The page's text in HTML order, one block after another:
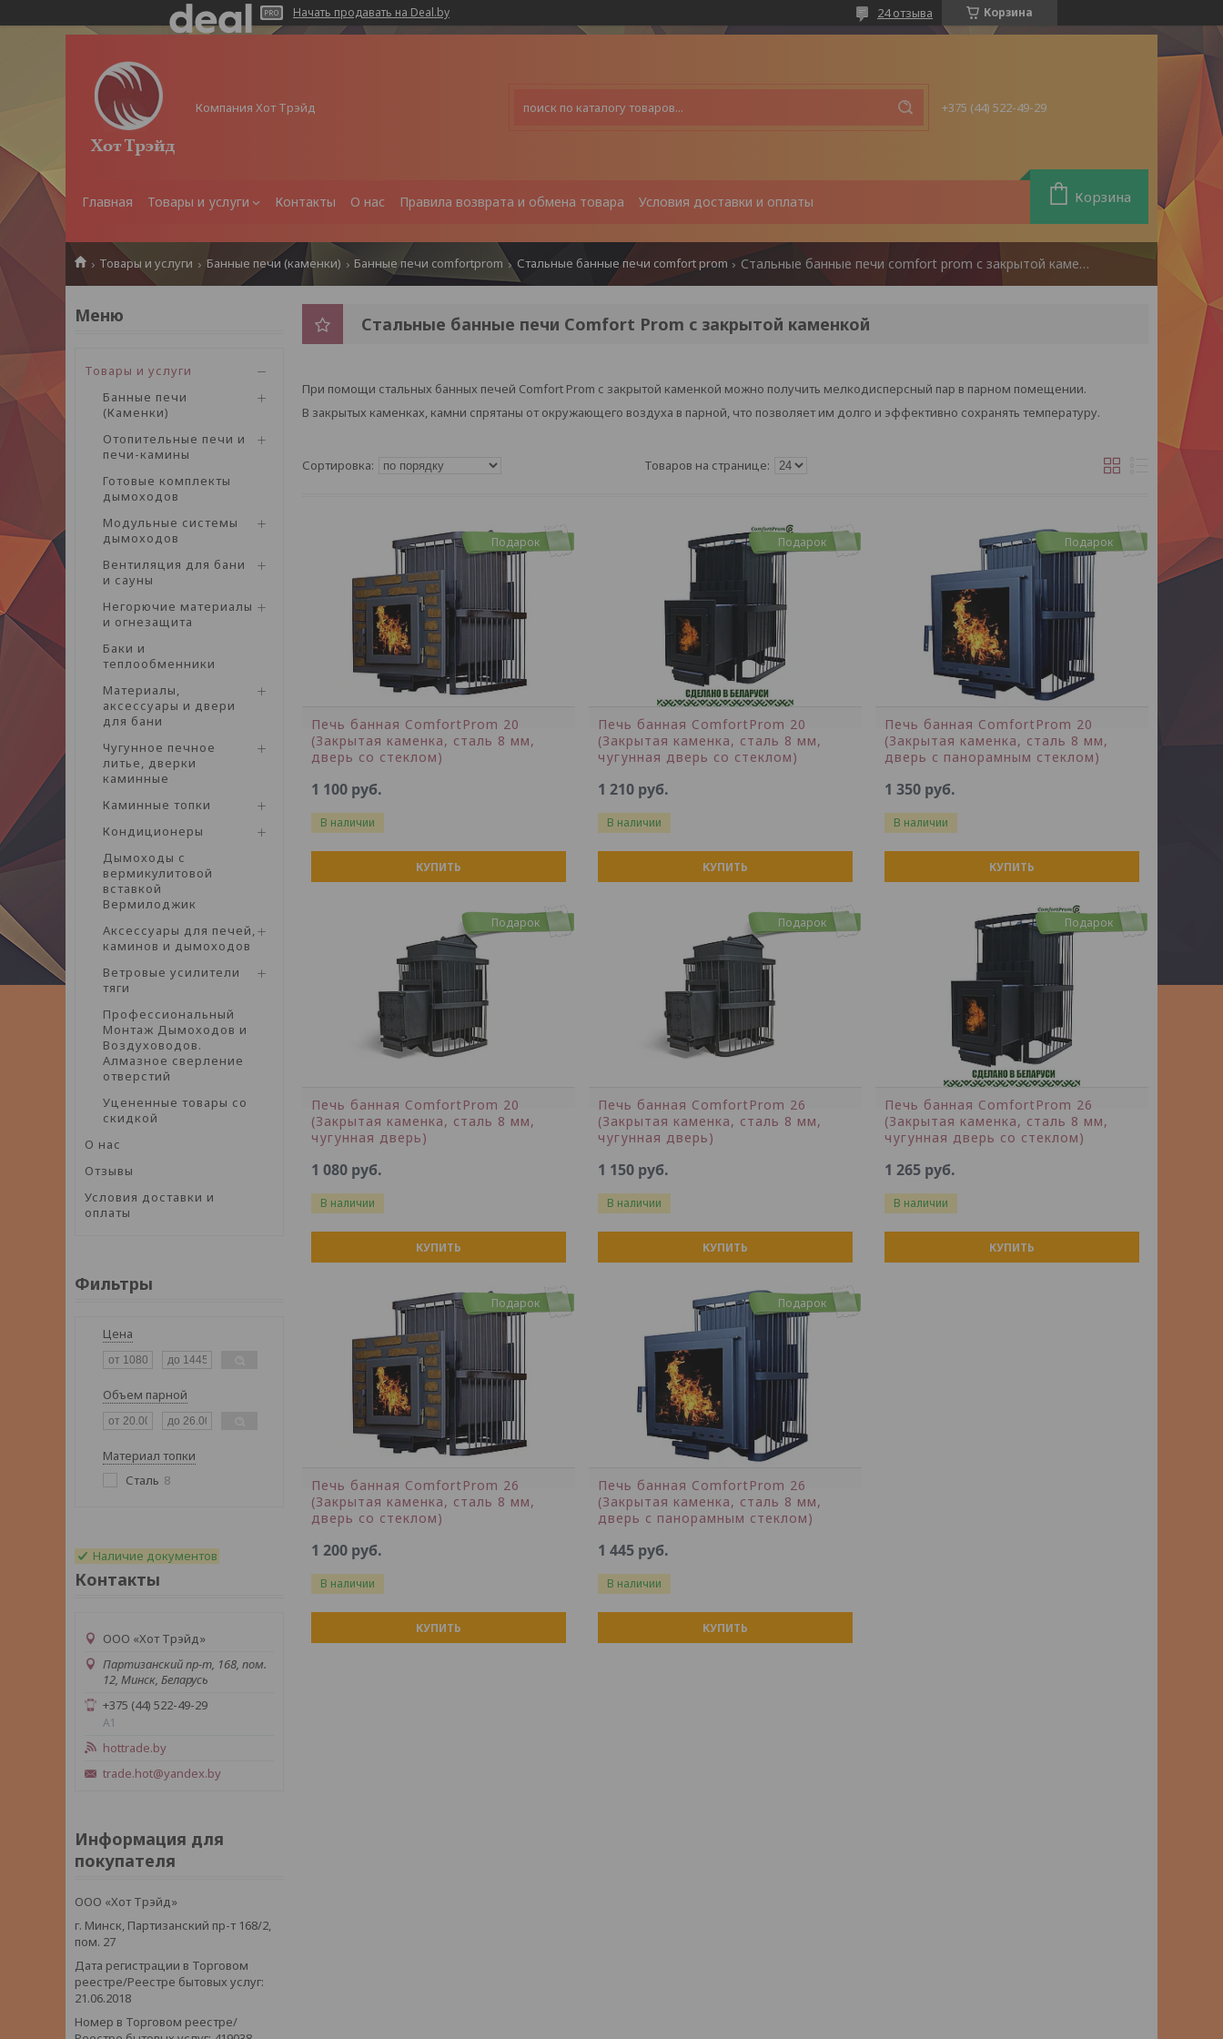
Начать продавать на Deal.by Корзина
24 отзыва
Компания Хот Трэйд +375 (44) 522-49-29
Главная Товары и услуги Контакты О нас Правила возврата и обмена товара Условия доставки и оплаты Корзина
Товары и услуги Банные печи (каменки) Банные печи comfortprom Стальные банные печи comfort prom Стальные банные печи comfort prom с закрытой каменкой
Товары и услуги
Банные печи
(Каменки)
Отопительные печи и
печи-камины
Готовые комплекты
дымоходов
Модульные системы
дымоходов
Вентиляция для бани
и сауны
Негорючие материалы
и огнезащита
Баки и
теплообменники
Материалы,
аксессуары и двери
для бани
Чугунное печное
литье, дверки
каминные
Каминные топки
Кондиционеры
Дымоходы с
вермикулитовой
вставкой
Вермилоджик
Аксессуары для печей,
каминов и дымоходов
Ветровые усилители
тяги
Профессиональный
Монтаж Дымоходов и
Воздуховодов.
Алмазное сверление
отверстий
Уцененные товары со
скидкой
О нас
Отзывы
Условия доставки и
оплаты
Фильтры
Цена
Объем парной
Материал топки
Сталь 8
Наличие документов
Контакты
ООО «Хот Трэйд»
Партизанский пр-т, 168, пом.
12, Минск, Беларусь
+375 (44) 522-49-29
А1
hottrade.by
trade.hot@yandex.by
Информация для
покупателя
ООО «Хот Трэйд»
г. Минск, Партизанский пр-т 168/2,
пом. 27
Дата регистрации в Торговом
реестре/Реестре бытовых услуг:
21.06.2018
Номер в Торговом реестре/
Стальные банные печи Comfort Prom с закрытой каменкой
При помощи стальных банных печей Comfort Prom с закрытой каменкой можно получить мелкодисперсный пар в парном помещении.
В закрытых каменках, камни спрятаны от окружающего воздуха в парной, что позволяет им долго и эффективно сохранять температуру.
Подарок
Печь банная ComfortProm 20
(Закрытая каменка, сталь 8 мм,
дверь со стеклом)
1 100 руб.
В наличии
КУПИТЬ
Подарок
Печь банная ComfortProm 20
(Закрытая каменка, сталь 8 мм,
чугунная дверь со стеклом)
1 210 руб.
В наличии
КУПИТЬ
Подарок
Печь банная ComfortProm 20
(Закрытая каменка, сталь 8 мм,
дверь с панорамным стеклом)
1 350 руб.
В наличии
КУПИТЬ
Подарок
Печь банная ComfortProm 20
(Закрытая каменка, сталь 8 мм,
чугунная дверь)
1 080 руб.
В наличии
КУПИТЬ
Подарок
Печь банная ComfortProm 26
(Закрытая каменка, сталь 8 мм,
чугунная дверь)
1 150 руб.
В наличии
КУПИТЬ
Подарок
Печь банная ComfortProm 26
(Закрытая каменка, сталь 8 мм,
чугунная дверь со стеклом)
1 265 руб.
В наличии
КУПИТЬ
Подарок
Печь банная ComfortProm 26
(Закрытая каменка, сталь 8 мм,
дверь со стеклом)
1 200 руб.
В наличии
КУПИТЬ
Подарок
Печь банная ComfortProm 26
(Закрытая каменка, сталь 8 мм,
дверь с панорамным стеклом)
1 445 руб.
В наличии
КУПИТЬ